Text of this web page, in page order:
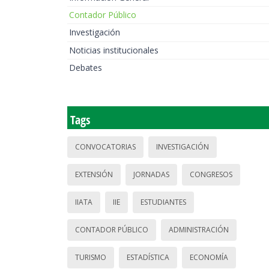
Contador Público
Investigación
Noticias institucionales
Debates
Tags
CONVOCATORIAS INVESTIGACIÓN
EXTENSIÓN JORNADAS CONGRESOS
IIATA IIE ESTUDIANTES
CONTADOR PÚBLICO ADMINISTRACIÓN
TURISMO ESTADÍSTICA ECONOMÍA